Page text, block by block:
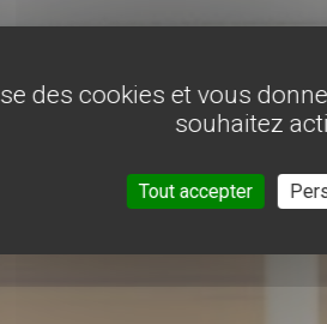
des cookies et vous
souhaitez
Tout accepter